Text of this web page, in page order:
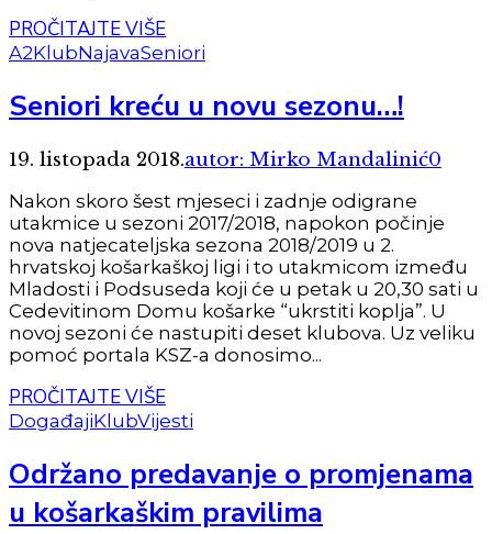
PROČITAJTE VIŠE
A2KlubNajavaSeniori
Seniori kreću u novu sezonu…!
19. listopada 2018.autor: Mirko Mandalinić0
Nakon skoro šest mjeseci i zadnje odigrane
utakmice u sezoni 2017/2018, napokon počinje
nova natjecateljska sezona 2018/2019 u 2.
hrvatskoj košarkaškoj ligi i to utakmicom između
Mladosti i Podsuseda koji će u petak u 20,30 sati u
Cedevitinom Domu košarke “ukrstiti koplja”. U
novoj sezoni će nastupiti deset klubova. Uz veliku
pomoć portala KSZ-a donosimo...
PROČITAJTE VIŠE
DogađajiKlubVijesti
Održano predavanje o promjenama
u košarkaškim pravilima